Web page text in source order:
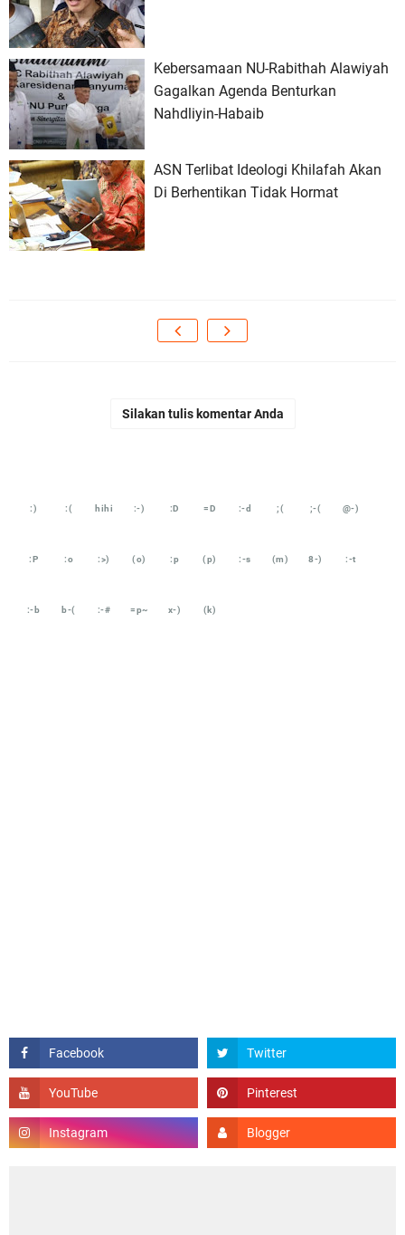
Kebersamaan NU-Rabithah Alawiyah
Gagalkan Agenda Benturkan
Nahdliyin-Habaib
ASN Terlibat Ideologi Khilafah Akan
Di Berhentikan Tidak Hormat
Silakan tulis komentar Anda
:) :( hihi :-) :D =D :-d ;( ;-( @-)
:P :o :>) (o) :p (p) :-s (m) 8-) :-t
:-b b-( :-# =p~ x-) (k)